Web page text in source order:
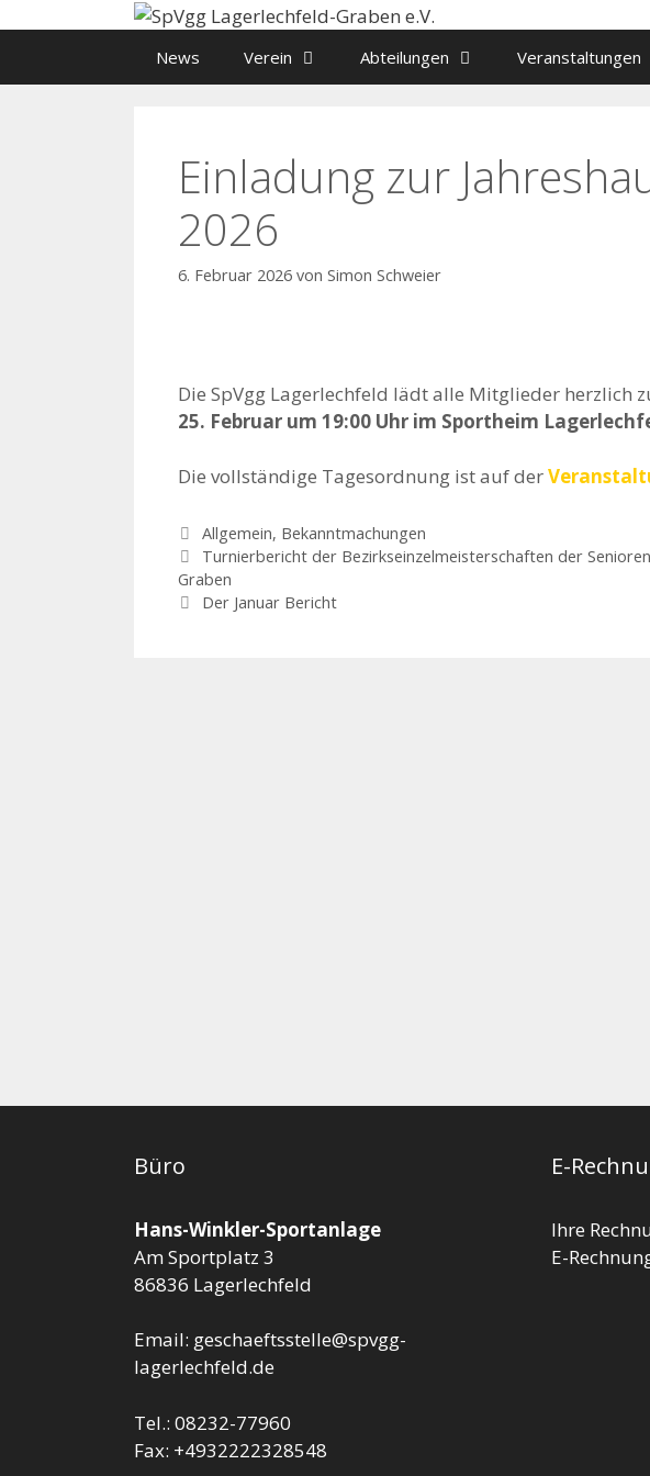
News Verein Abteilungen Veranstaltungen
Einladung zur
2026
6. Februar 2026 von Simon Schweier
Die SpVgg Lagerlechfeld lädt alle Mitglieder herzlich
25. Februar um 19:00 Uhr im Sportheim
Die vollständige Tagesordnung ist auf der
Kategorien
Allgemein, Bekanntmachungen
Turnierbericht der Bezirkseinzelmeisterschaften der
Graben
Der Januar Bericht
Büro
Hans-Winkler-Sportanlage
Am Sportplatz 3
86836 Lagerlechfeld
Email: geschaeftsstelle@spvgg-
lagerlechfeld.de
Tel.: 08232-77960
Fax: +4932222328548
E-
Ihre
E-